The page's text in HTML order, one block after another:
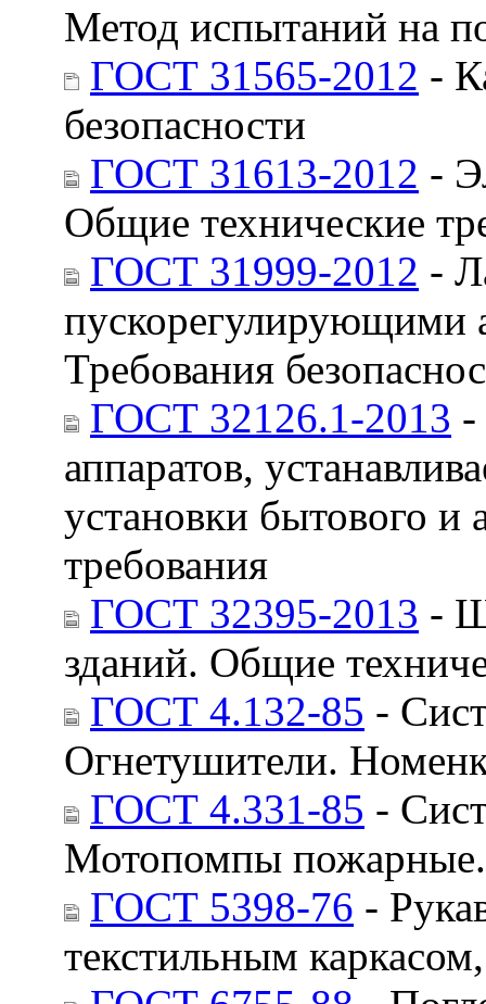
Метод испытаний на
ГОСТ 31565-2012 -
безопасности
ГОСТ 31613-2012 -
Общие технические
ГОСТ 31999-2012 -
пускорегулирующими
Требования
ГОСТ 32126.1-2013 -
аппаратов,
установки бытового и
требования
ГОСТ 32395-2013 -
зданий. Общие
ГОСТ 4.132-85 -
Огнетушители.
ГОСТ 4.331-85 -
Мотопомпы пожарные.
ГОСТ 5398-76 -
текстильным